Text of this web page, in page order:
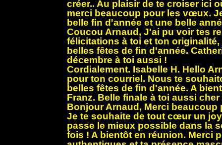
créer.. Au plaisir de te croiser ici
merci beaucoup pour les vœux.
belle fin d'année et une belle
Coucou Arnaud, J'ai pu voir tes
félicitations à toi et ton
belles fêtes de fin d'année.
décembre à toi aussi !
Cordialement. Isabelle H. Hello
pour ton courriel. Nous te
belles fêtes de fin d'année. A
Franz. Belle finale à toi aussi
Bonjour Arnaud, Merci
Je te souhaite de tout cœur un
passe le mieux possible dans la
fois ! A bientôt en réunion. Merci